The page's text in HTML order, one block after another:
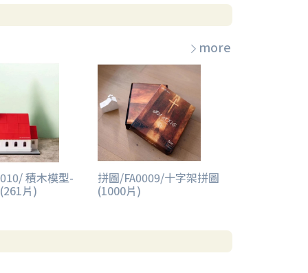
。
事詞彙卡進行提示。
：
more
積木模型-
片)
拼圖/FA0009/十字架拼圖
(1000片)